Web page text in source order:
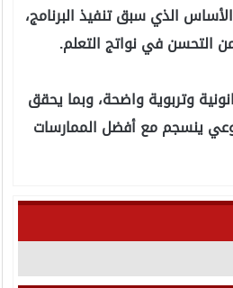
الذي سبق تنفيذ البرنامج،
التحسن في نواتج التعلم.
وتربوية واضحة، وبما يحقق
ينسجم مع أفضل الممارسات